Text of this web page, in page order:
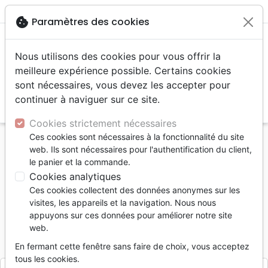
menu
Accueil Divers
Bloc notes
Carnet de notes noir Seigneur Tu comprends mes
pensées - Ps. 139:2
Carnet de notes noir Seigneur Tu
comprends mes pensées - Ps. 139:2
Référence
EditeurUljö
cookie Paramètres des cookies
Nous utilisons des cookies pour vous offrir la
meilleure expérience possible. Certains cookies
sont nécessaires, vous devez les accepter pour
continuer à naviguer sur ce site.
Cookies strictement nécessaires
Ces cookies sont nécessaires à la fonctionnalité du site
web. Ils sont nécessaires pour l'authentification du client,
le panier et la commande.
Cookies analytiques
Ces cookies collectent des données anonymes sur les
visites, les appareils et la navigation. Nous nous
appuyons sur ces données pour améliorer notre site
web.
En fermant cette fenêtre sans faire de choix, vous acceptez
tous les cookies.